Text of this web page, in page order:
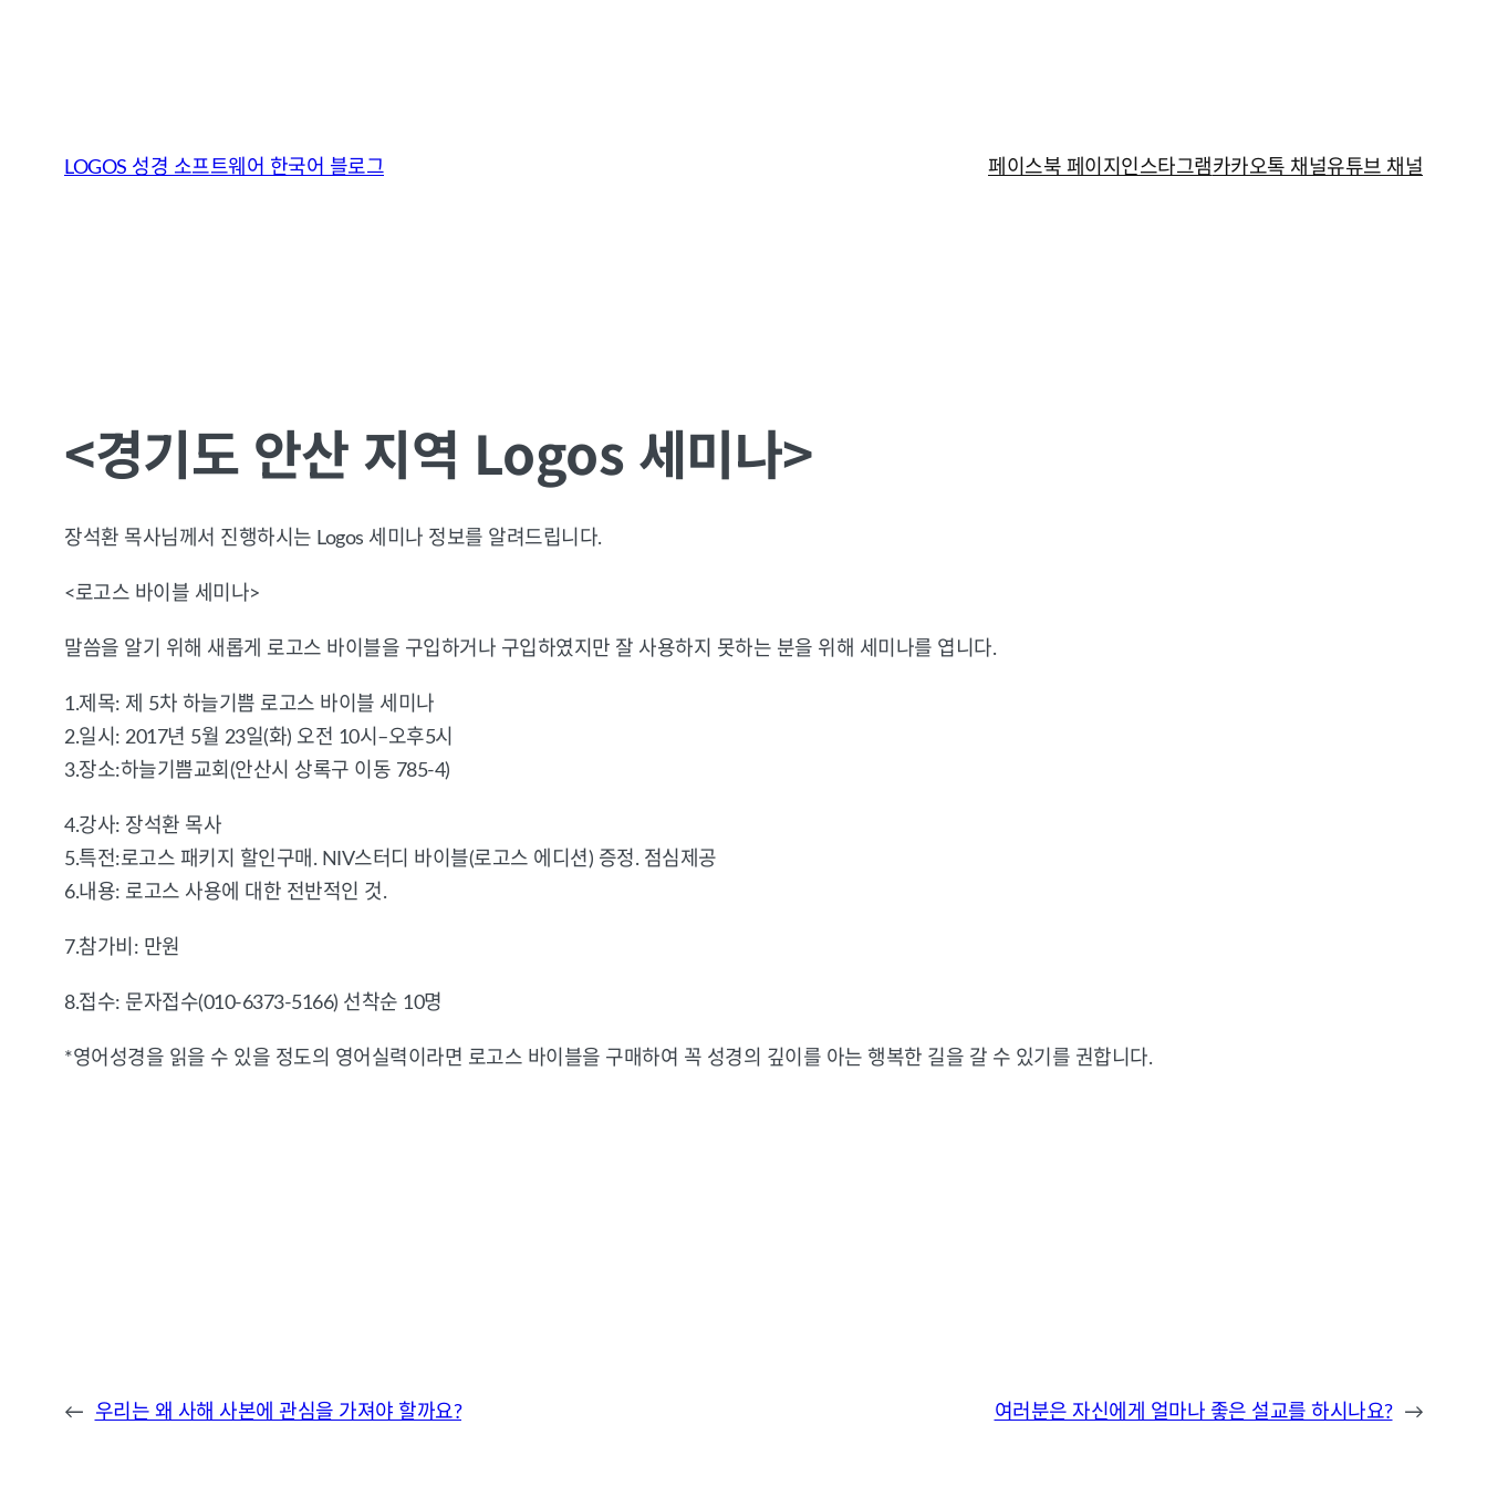
LOGOS 성경 소프트웨어 한국어 블로그 페이스북 페이지 인스타그램카카오톡 채널유튜브 채널
<경기도 안산 지역 Logos 세미나>
장석환 목사님께서 진행하시는 Logos 세미나 정보를 알려드립니다.
<로고스 바이블 세미나>
말씀을 알기 위해 새롭게 로고스 바이블을 구입하거나 구입하였지만 잘 사용하지 못하는 분을 위해 세미나를 엽니다.
1.제목: 제 5차 하늘기쁨 로고스 바이블 세미나
2.일시 : 2017년 5월 23일(화) 오전 10시 –오후5시
3.장소:하늘기쁨교회 (안산시 상록구 이동 785-4)
4.강사: 장석환 목사
5.특전:로고스 패키지 할인구매 . NIV스터디 바이블(로고스 에디션) 증정. 점심제공
6.내용: 로고스 사용에 대한 전반적인 것.
7.참가비 : 만원
8.접수: 문자접수(010-6373-5166) 선착순 10명
*영어성경을 읽을 수 있을 정도의 영어실력이라면 로고스 바이블을 구매하여 꼭 성경의 깊이를 아는 행복한 길을 갈 수 있기를 권합니다.
← 우리는 왜 사해 사본에 관심을 가져야 할까요? 여러분은 자신에게 얼마나 좋은 설교를 하시나요? →